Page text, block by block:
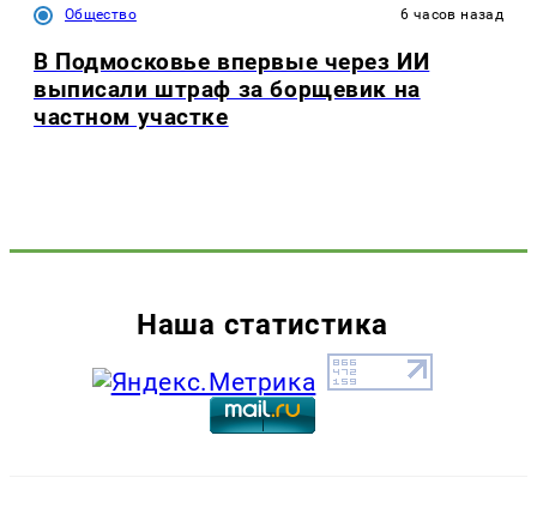
Общество 6 часов назад
В Подмосковье впервые через ИИ
выписали штраф за борщевик на
частном участке
Наша статистика